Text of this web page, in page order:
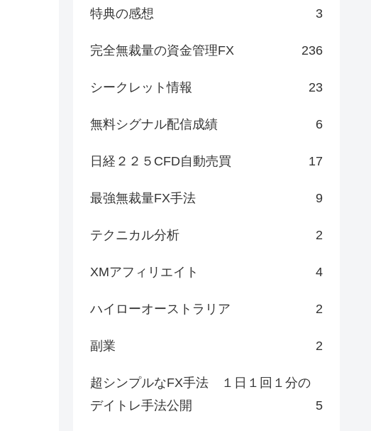
特典の感想 3
完全無裁量の資金管理FX 236
シークレット情報 23
無料シグナル配信成績 6
日経２２５CFD自動売買 17
最強無裁量FX手法 9
テクニカル分析 2
XMアフィリエイト 4
ハイローオーストラリア 2
副業 2
超シンプルなFX手法 １日１回１分の
デイトレ手法公開
5